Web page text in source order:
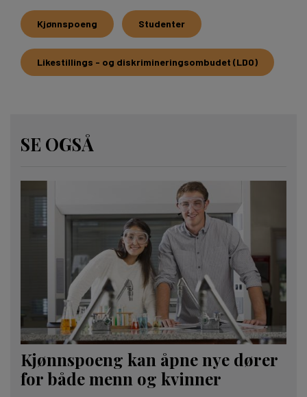
Kjønnspoeng Studenter
Likestillings - og diskrimineringsombudet (LDO)
SE OGSÅ
Kjønnspoeng kan åpne nye dører
for både menn og kvinner